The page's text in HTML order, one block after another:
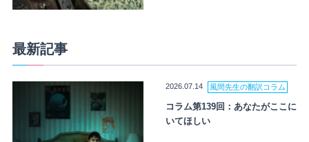
最新記事
2026.07.14 風間先生の翻訳コラム
コラム第139回：あなたがここに
いてほしい